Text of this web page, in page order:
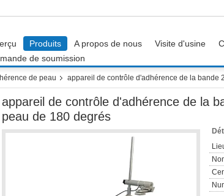
Produits A propos de nous Visite d'usine
de soumission
de peau appareil de contrôle d'adhérence de la bande
appareil de contrôle d'adhérence de la
peau de 180 degrés